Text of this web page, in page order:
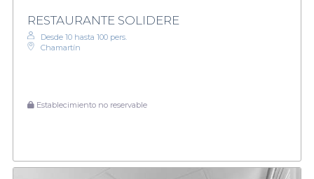
RESTAURANTE SOLIDERE
Desde 10 hasta 100 pers.
Chamartín
Establecimiento no reservable